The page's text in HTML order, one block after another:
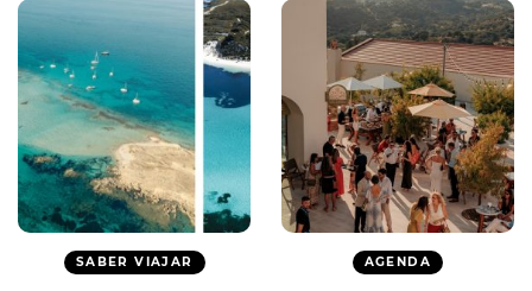
SABER VIAJAR AGENDA